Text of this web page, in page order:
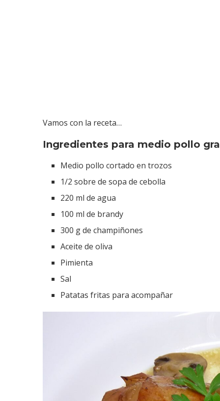
Vamos con la receta…
Ingredientes para medio pollo
Medio pollo cortado en trozos
1/2 sobre de sopa de cebolla
220 ml de agua
100 ml de brandy
300 g de champiñones
Aceite de oliva
Pimienta
Sal
Patatas fritas para acompañar